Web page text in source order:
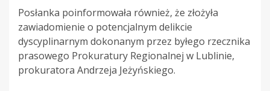
Posłanka poinformowała również, że złożyła
zawiadomienie o potencjalnym delikcie
dyscyplinarnym dokonanym przez byłego rzecznika
prasowego Prokuratury Regionalnej w Lublinie,
prokuratora Andrzeja Jeżyńskiego.